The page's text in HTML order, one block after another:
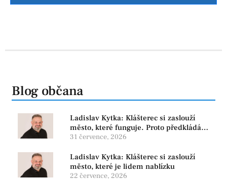
Blog občana
Ladislav Kytka: Klášterec si zaslouží
město, které funguje. Proto předkládáme
program, který řeší skutečné problémy
31 července, 2026
Ladislav Kytka: Klášterec si zaslouží
město, které je lidem nablízku
22 července, 2026